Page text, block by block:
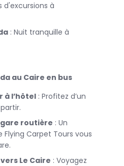
d'excursions à
: Nuit tranquille à
au Caire en bus
à l’hôtel : Profitez d’un
routière : Un
Carpet Tours vous
Le Caire : Voyagez